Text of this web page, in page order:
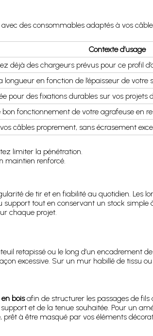
des consommables adaptés à vos
Contexte d’usage
déjà des chargeurs prévus pour ce profil
longueur en fonction de l’épaisseur de
pour des fixations durables sur vos projets
bon fonctionnement de votre agrafeuse en
câbles proprement, sans écrasement
limiter la pénétration.
maintien renforcé.
de tir et en fiabilité au quotidien. Les
tout en conservant un stock simple
chaque projet.
retapissé ou le long d’un encadrement
excessive. Sur un mur habillé de tissu
boisafin de structurer les passages de fils
et de la tenue souhaitée. Pour un
à être masqué par vos éléments